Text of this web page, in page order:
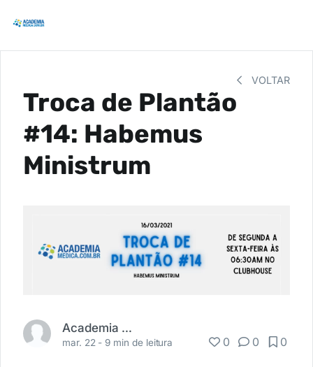
VOLTAR
Troca de Plantão
#14: Habemus
Ministrum
Academia Médica
mar. 22 - 9 min de leitura 0 0 0